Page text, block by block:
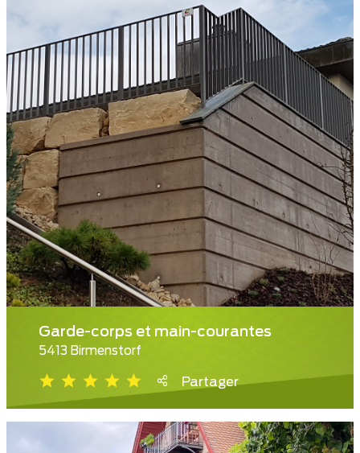
Garde-corps et main-courantes
5413 Birmenstorf
Partager